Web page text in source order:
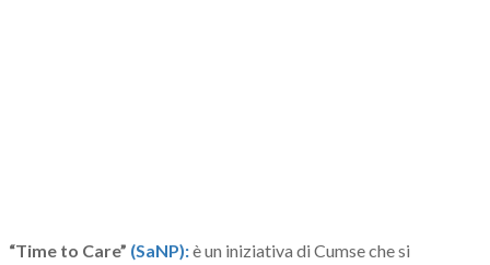
“Time to Care” (SaNP):è un iniziativa di Cumse che si